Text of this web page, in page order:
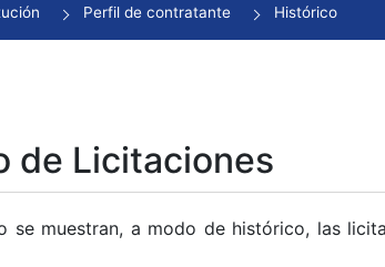
Perfil de contratante Histórico
de Licitaciones
se muestran, a modo de histórico, las